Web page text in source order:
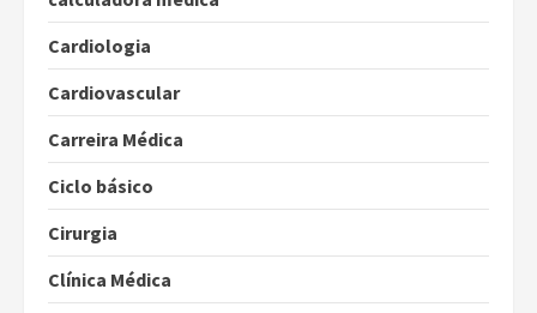
Cardiologia
Cardiovascular
Carreira Médica
Ciclo básico
Cirurgia
Clínica Médica